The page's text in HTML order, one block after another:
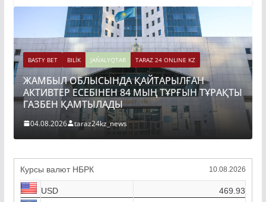
BASTY BET BILİK JAŃALYQTAR TARAZ 24 ONLINE KZ
ЖАМБЫЛ ОБЛЫСЫНДА ҚАЙТАРЫЛҒАН
АКТИВТЕР ЕСЕБІНЕН 84 МЫҢ ТҰРҒЫН ТҰРАҚТЫ
ГАЗБЕН ҚАМТЫЛАДЫ
04.08.2026 taraz24kz_news
Курсы валют НБРК 10.08.2026
USD
469.93